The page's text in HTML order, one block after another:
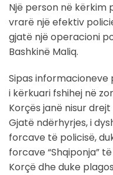
Një person në kërkim
vrarë një efektiv
gjatë një operacioni
Bashkinë Maliq.
Sipas informacioneve
i kërkuari fshihej në
Korçës janë nisur
Gjatë ndërhyrjes, i
forcave të policisë,
forcave “Shqiponja”
Korçë dhe duke